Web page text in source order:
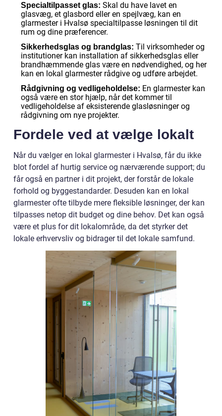
Specialtilpasset glas: Skal du have lavet en
glasvæg, et glasbord eller en spejlvæg, kan en
glarmester i Hvalsø specialtilpasse løsningen til dit
rum og dine præferencer.
Sikkerhedsglas og brandglas: Til virksomheder og
institutioner kan installation af sikkerhedsglas eller
brandhæmmende glas være en nødvendighed, og her
kan en lokal glarmester rådgive og udføre arbejdet.
Rådgivning og vedligeholdelse: En glarmester kan
også være en stor hjælp, når det kommer til
vedligeholdelse af eksisterende glasløsninger og
rådgivning om nye projekter.
Fordele ved at vælge lokalt
Når du vælger en lokal glarmester i Hvalsø, får du ikke
blot fordel af hurtig service og nærværende support; du
får også en partner i dit projekt, der forstår de lokale
forhold og byggestandarder. Desuden kan en lokal
glarmester ofte tilbyde mere fleksible løsninger, der kan
tilpasses netop dit budget og dine behov. Det kan også
være et plus for dit lokalområde, da det styrker det
lokale erhvervsliv og bidrager til det lokale samfund.